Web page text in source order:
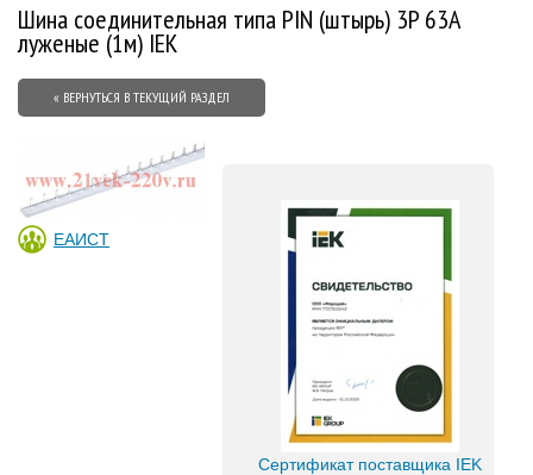
Шина соединительная типа PIN (штырь) 3P 63А
луженые (1м) IEK
« ВЕРНУТЬСЯ В ТЕКУЩИЙ РАЗДЕЛ
ЕАИСТ
Сертификат поставщика IEK